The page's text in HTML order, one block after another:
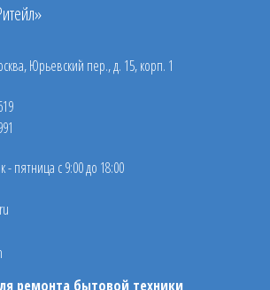
Юрьевский пер., д. 15, корп. 1
- пятница с 9:00 до 18:00
ремонта бытовой техники